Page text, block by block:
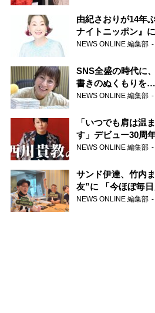
由紀さおりが14年
ナイトニッポン』に
NEWS ONLINE 編集部
SNS全盛の時代に
書きのぬくもりを
直筆はがきが届く！
郵便局
NEWS ONLINE 編集部
「いつでも肩は温
す」デビュー30周
『オールナイトニ
NEWS ONLINE 編集部
サンド伊達、竹内
友”に 「今ほぼ毎
り取り明かす
NEWS ONLINE 編集部